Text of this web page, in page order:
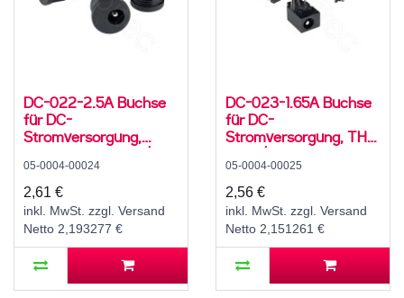
DC-022-2.5A Buchse
für DC-
Stromversorgung,
Lötfahnen, für 5,5 / 2,5
mm Hohlstecker, 30 V,
500 mA, 0°, -20..70 °C,
C12
05-0004-00024
2,61 €
inkl. MwSt. zzgl. Versand
Netto 2,193277 €
DC-023-1.65A Buchse
für DC-
Stromversorgung, THT,
für 4 / 1,75 mm
Hohlstecker, 30 V, 500
mA, 90°, -20..70 °C
05-0004-00025
2,56 €
inkl. MwSt. zzgl. Versand
Netto 2,151261 €